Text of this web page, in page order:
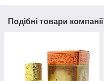
Подібні товари компанії